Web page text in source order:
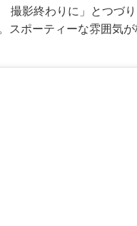
撮影終わりに」とつづ
スポーティーな雰囲気が